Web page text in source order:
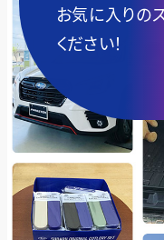
お気に入りの
ください！